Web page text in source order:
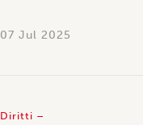
07 Jul 2025
Diritti